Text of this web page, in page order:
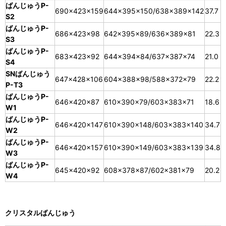
ばんじゅうP-
S2
690×423×159644×395×150/638×389×14237.7
ばんじゅうP-
S3
686×423×98 642×395×89/636×389×81
22.3
ばんじゅうP-
S4
683×423×92 644×394×84/637×387×74
21.0
SNばんじゅう
P-T3
647×428×106 604×388×98/588×372×79
22.2
ばんじゅうP-
W1
646×420×87 610×390×79/603×383×71
18.6
ばんじゅうP-
W2
646×420×147610×390×148/603×383×140 34.7
ばんじゅうP-
W3
646×420×157610×390×149/603×383×139 34.8
ばんじゅうP-
W4
645×420×92 608×378×87/602×381×79 20.2
クリスタルばんじゅう